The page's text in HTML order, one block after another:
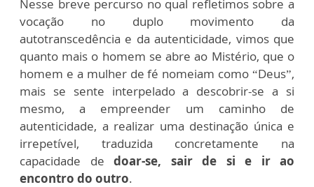
Nesse breve percurso no qual refletimos sobre a
vocação no duplo movimento da
autotranscedência e da autenticidade, vimos que
quanto mais o homem se abre ao Mistério, que o
homem e a mulher de fé nomeiam como “Deus”,
mais se sente interpelado a descobrir-se a si
mesmo, a empreender um caminho de
autenticidade, a realizar uma destinação única e
irrepetível, traduzida concretamente na
capacidade de doar-se, sair de si e ir ao
encontro do outro.